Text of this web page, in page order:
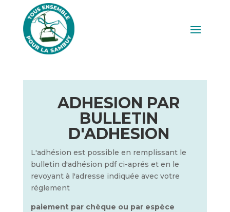
ADHESION PAR
BULLETIN
D'ADHESION
L'adhésion est possible en remplissant le
bulletin d'adhésion pdf ci-aprés et en le
revoyant à l'adresse indiquée avec votre
réglement
paiement par chèque ou par espèce